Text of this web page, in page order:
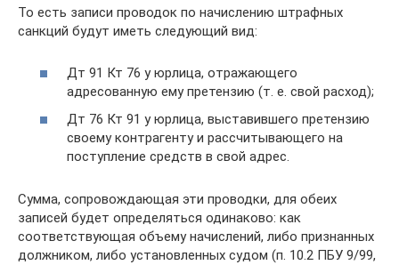
То есть записи проводок по начислению штрафных
санкций будут иметь следующий вид:
Дт 91 Кт 76 у юрлица, отражающего
адресованную ему претензию (т. е. свой расход);
Дт 76 Кт 91 у юрлица, выставившего претензию
своему контрагенту и рассчитывающего на
поступление средств в свой адрес.
Сумма, сопровождающая эти проводки, для обеих
записей будет определяться одинаково: как
соответствующая объему начислений, либо признанных
должником, либо установленных судом (п. 10.2 ПБУ 9/99,